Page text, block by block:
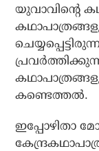
യുവാവിന്റെ
കണ്ടെത്തല്‍.
ഇപ്പോഴിതാ